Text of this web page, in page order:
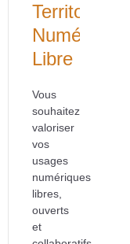
Territoire
Numérique
Libre
Vous
souhaitez
valoriser
vos
usages
numériques
libres,
ouverts
et